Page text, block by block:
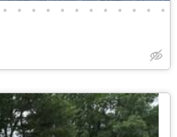
• • • • • • • • • • • •